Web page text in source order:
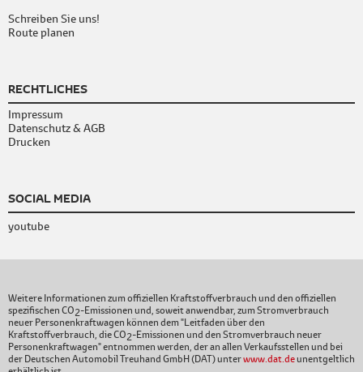
Schreiben Sie uns!
Route planen
RECHTLICHES
Impressum
Datenschutz & AGB
Drucken
SOCIAL MEDIA
youtube
Weitere Informationen zum offiziellen Kraftstoffverbrauch und den offiziellen
spezifischen CO2-Emissionen und, soweit anwendbar, zum Stromverbrauch
neuer Personenkraftwagen können dem "Leitfaden über den
Kraftstoffverbrauch, die CO2-Emissionen und den Stromverbrauch neuer
Personenkraftwagen" entnommen werden, der an allen Verkaufsstellen und bei
der Deutschen Automobil Treuhand GmbH (DAT) unterwww.dat.deunentgeltlich